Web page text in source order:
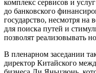
комплекс сервисов и
до банковского
государство, несмотря на
для поиска путей и
позволят реализовывать
В пленарном заседании
директор Китайского